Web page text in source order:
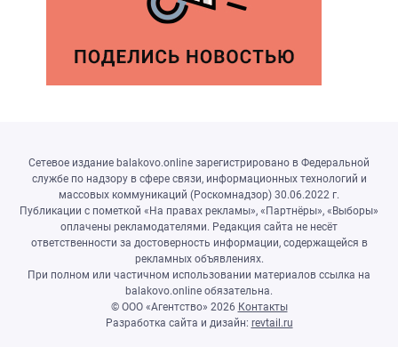
Сетевое издание balakovo.online зарегистрировано в Федеральной
службе по надзору в сфере связи, информационных технологий и
массовых коммуникаций (Роскомнадзор) 30.06.2022 г.
Публикации с пометкой «На правах рекламы», «Партнёры», «Выборы»
оплачены рекламодателями. Редакция сайта не несёт
ответственности за достоверность информации, содержащейся в
рекламных объявлениях.
При полном или частичном использовании материалов ссылка на
balakovo.online обязательна.
© ООО «Агентство» 2026 Контакты
Разработка сайта и дизайн: revtail.ru